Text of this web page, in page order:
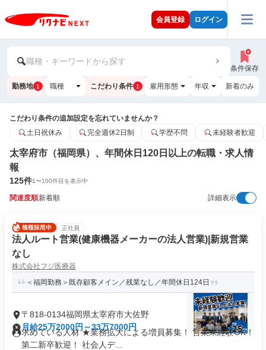
会員登録 ログイン
職種・キーワードから探す
条件保存
勤務地 1 職種 こだわり条件 1 雇用形態 年収 新着のみ
こだわり条件の追加設定を忘れていませんか？
土日祝休み
完全週休2日制 学歴不問 未経験者歓迎
太宰府市（福岡県）、年間休日120日以上の転職・求人情
報
125件1〜100件目を表示中
関連度順新着順 詳細表示
正社員
法人ルート営業(健康機器メーカーの法人営業)|新規営業
なし
株式会社フジ医療器
＜福岡勤務＞既存顧客メイン／残業なし／年間休日124日
〒818-0134福岡県太宰府市大佐野
月給25万2000円～33万7000円
求めている人材 ★業務拡大による増員募集！ 営業未経験OK！
第二新卒歓迎！ 社会人デ...